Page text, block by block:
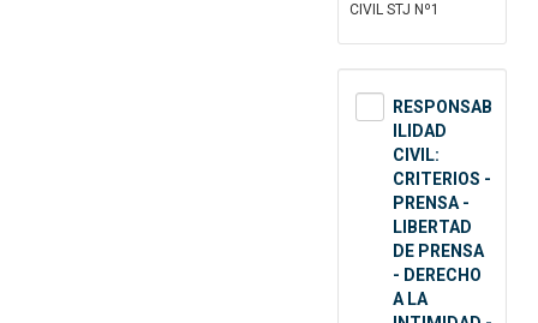
CIVIL STJ Nº1
RESPONSAB
ILIDAD
CIVIL:
CRITERIOS -
PRENSA -
LIBERTAD
DE PRENSA
- DERECHO
A LA